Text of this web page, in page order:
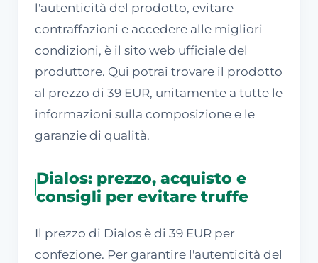
l'autenticità del prodotto, evitare
contraffazioni e accedere alle migliori
condizioni, è il sito web ufficiale del
produttore. Qui potrai trovare il prodotto
al prezzo di 39 EUR, unitamente a tutte le
informazioni sulla composizione e le
garanzie di qualità.
Dialos: prezzo, acquisto e
consigli per evitare truffe
Il prezzo di Dialos è di 39 EUR per
confezione. Per garantire l'autenticità del